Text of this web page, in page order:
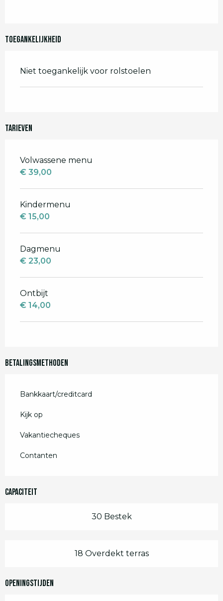
Toegankelijkheid
Niet toegankelijk voor rolstoelen
Tarieven
Tarieven 2026
Volwassene menu
€ 39,00
Kindermenu
€ 15,00
Dagmenu
€ 23,00
Ontbijt
€ 14,00
Betalingsmethoden
Bankkaart/creditcard
Kijk op
Vakantiecheques
Contanten
Capaciteit
30 Bestek
18 Overdekt terras
Openingstijden